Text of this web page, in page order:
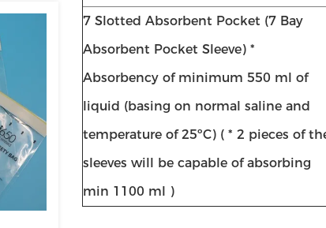
7 Slotted Absorbent Pocket (7 Bay
Absorbent Pocket Sleeve) *
Absorbency of minimum 550 ml of
liquid (basing on normal saline and
temperature of 25ºC) ( * 2 pieces of
sleeves will be capable of absorbing
min 1100 ml )